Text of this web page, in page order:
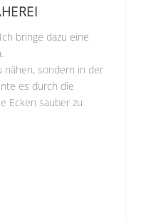
bringe dazu eine
nähen, sondern in der
es durch die
Ecken sauber zu